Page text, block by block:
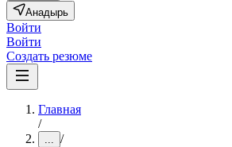
Анадырь
Войти
Войти
Создать резюме
Главная
/
... /